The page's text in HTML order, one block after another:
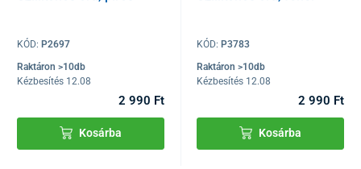
KÓD: P2697
Raktáron >10db
Kézbesítés 12.08
2 990 Ft
Kosárba
KÓD:P3783
Raktáron >10db
Kézbesítés 12.08
2 990 Ft
Kosárba